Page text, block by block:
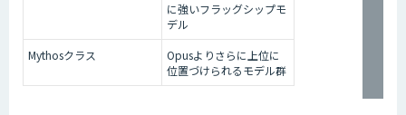
に強いフラッグシップモ
デル
Mythosクラス
Opusよりさらに上位に
位置づけられるモデル群